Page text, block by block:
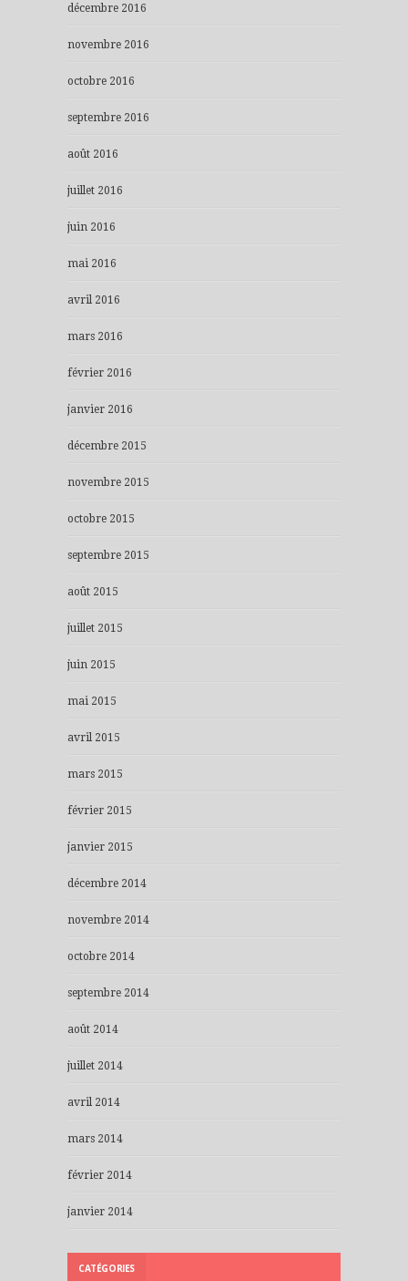
décembre 2016
novembre 2016
octobre 2016
septembre 2016
août 2016
juillet 2016
juin 2016
mai 2016
avril 2016
mars 2016
février 2016
janvier 2016
décembre 2015
novembre 2015
octobre 2015
septembre 2015
août 2015
juillet 2015
juin 2015
mai 2015
avril 2015
mars 2015
février 2015
janvier 2015
décembre 2014
novembre 2014
octobre 2014
septembre 2014
août 2014
juillet 2014
avril 2014
mars 2014
février 2014
janvier 2014
CATÉGORIES